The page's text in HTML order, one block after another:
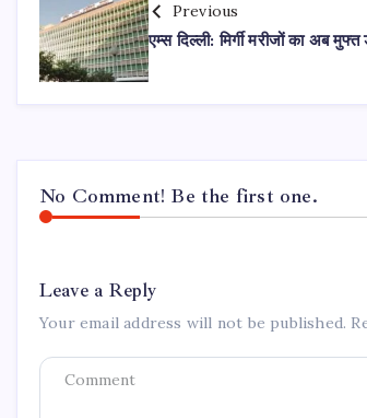
Previous
एम्स दिल्ली: मिर्गी मरीजों का अब
No Comment! Be the first one.
Leave a Reply
Your email address will not be published.